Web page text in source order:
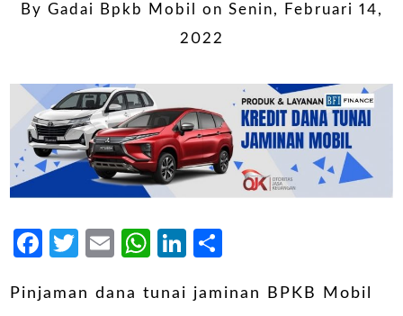
By Gadai Bpkb Mobil on Senin, Februari 14,
2022
Facebook
Twitter
EmailWhatsApp
LinkedIn
Pinjaman dana tunai jaminan BPKB Mobil